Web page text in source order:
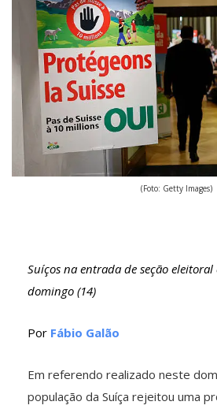
(Foto: Getty Images)
Suíços na entrada de seção eleitoral
domingo (14)
Por Fábio Galão
Em referendo realizado neste
população da Suíça rejeitou uma